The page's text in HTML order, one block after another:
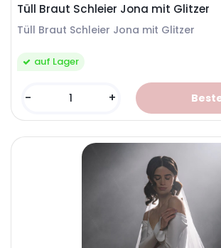
Tüll Braut Schleier Jona mit Glitzer
Tüll Braut Schleier Jona mit Glitzer
auf Lager
- +